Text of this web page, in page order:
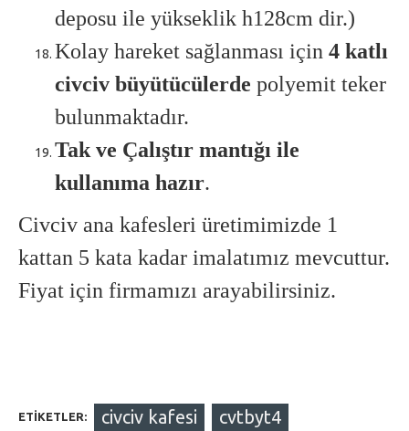
deposu ile yükseklik h128cm dir.)
Kolay hareket sağlanması için 4 katlı
civciv büyütücülerde polyemit teker
bulunmaktadır.
Tak ve Çalıştır mantığı ile
kullanıma hazır.
Civciv ana kafesleri üretimimizde 1
kattan 5 kata kadar imalatımız mevcuttur.
Fiyat için firmamızı arayabilirsiniz.
ETIKETLER: civciv kafesi
cvtbyt4